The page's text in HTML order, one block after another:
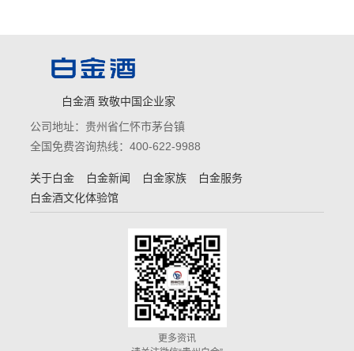
白金酒 致敬中国企业家
公司地址：贵州省仁怀市茅台镇
全国免费咨询热线：400-622-9988
关于白金 白金新闻 白金家族
白金服务
白金酒文化体验馆
更多资讯